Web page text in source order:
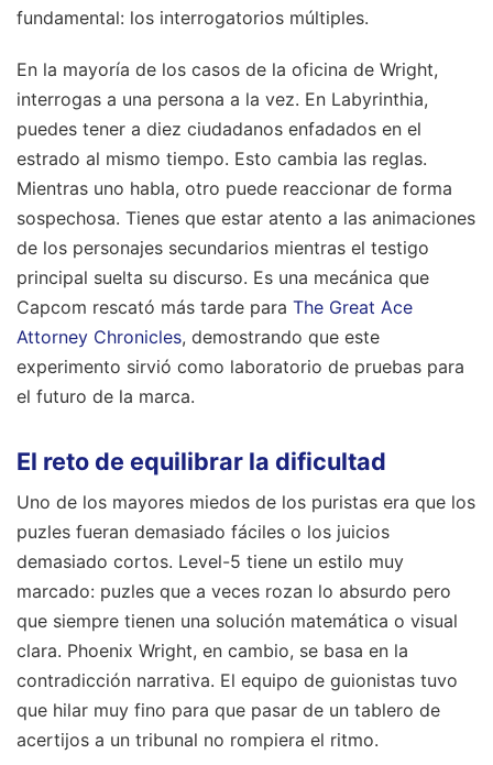
fundamental: los interrogatorios múltiples.
En la mayoría de los casos de la oficina de Wright,
interrogas a una persona a la vez. En Labyrinthia,
puedes tener a diez ciudadanos enfadados en el
estrado al mismo tiempo. Esto cambia las reglas.
Mientras uno habla, otro puede reaccionar de forma
sospechosa. Tienes que estar atento a las animaciones
de los personajes secundarios mientras el testigo
principal suelta su discurso. Es una mecánica que
Capcom rescató más tarde para The Great Ace
Attorney Chronicles, demostrando que este
experimento sirvió como laboratorio de pruebas para
el futuro de la marca.
El reto de equilibrar la dificultad
Uno de los mayores miedos de los puristas era que los
puzles fueran demasiado fáciles o los juicios
demasiado cortos. Level-5 tiene un estilo muy
marcado: puzles que a veces rozan lo absurdo pero
que siempre tienen una solución matemática o visual
clara. Phoenix Wright, en cambio, se basa en la
contradicción narrativa. El equipo de guionistas tuvo
que hilar muy fino para que pasar de un tablero de
acertijos a un tribunal no rompiera el ritmo.